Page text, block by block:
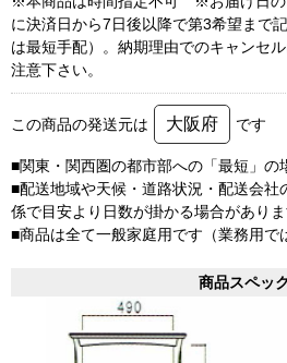
に決済日から7日後以降で第3希望まで
は最短手配）。納期理由でのキャンセ
注意下さい。
この商品の発送元は 大阪府 です
■関東・関西圏の都市部への「最短」の
■配送地域や天候・道路状況・配送会社
係で目安より日数が掛かる場合があり
■商品は全て一般家庭用です（業務用で
商品スペック